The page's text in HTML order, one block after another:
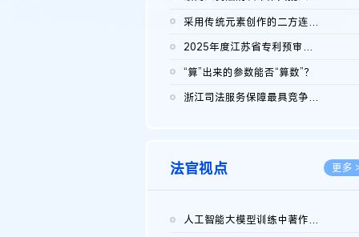
采用传统元素创作的二方连续装饰图案作品的独创性及侵权对比认定
2025年度江苏省专利预审典型案例
“算”出来的参数能否“算数”？
浙江司法服务保障最具竞争力营商环境建设典型案例（第二批）含侵...
法官视点 更多
人工智能大模型训练中著作权的合理使用